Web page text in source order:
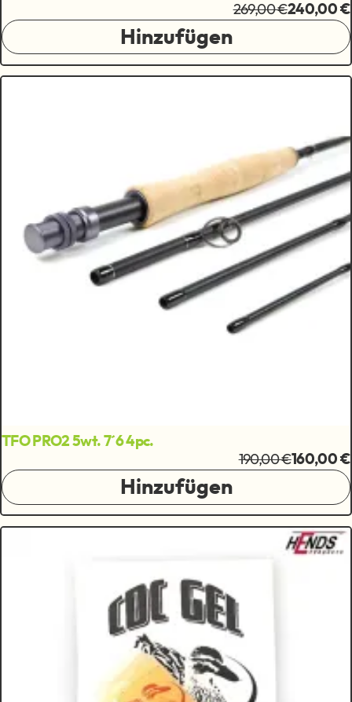
269,00 €240,00 €
Hinzufügen
TFO PRO2 5wt. 7´6 4pc.
190,00 €160,00 €
Hinzufügen